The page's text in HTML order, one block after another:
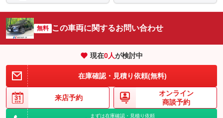
無料 この車両に関するお問い合わせ
現在0人が検討中
在庫確認・見積り依頼(無料)
来店予約
オンライン
商談予約
まずは在庫確認・見積り依頼